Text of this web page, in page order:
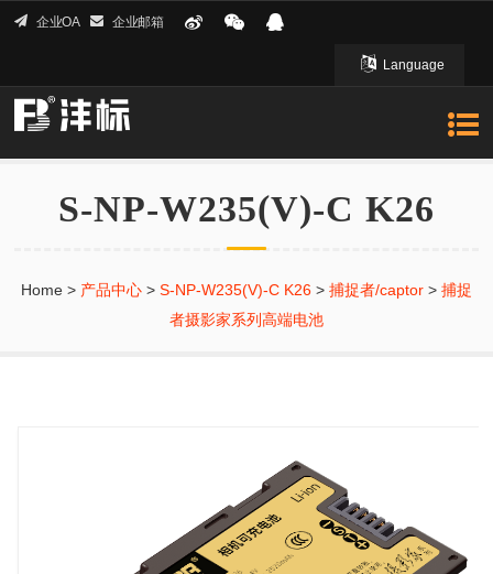
企业OA 企业邮箱
Language
English 英文
S-NP-W235(V)-C K26
Home> 产品中心> S-NP-W235(V)-C K26> 捕捉者/captor> 捕捉
者摄影家系列高端电池